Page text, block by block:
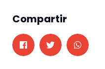
Compartir